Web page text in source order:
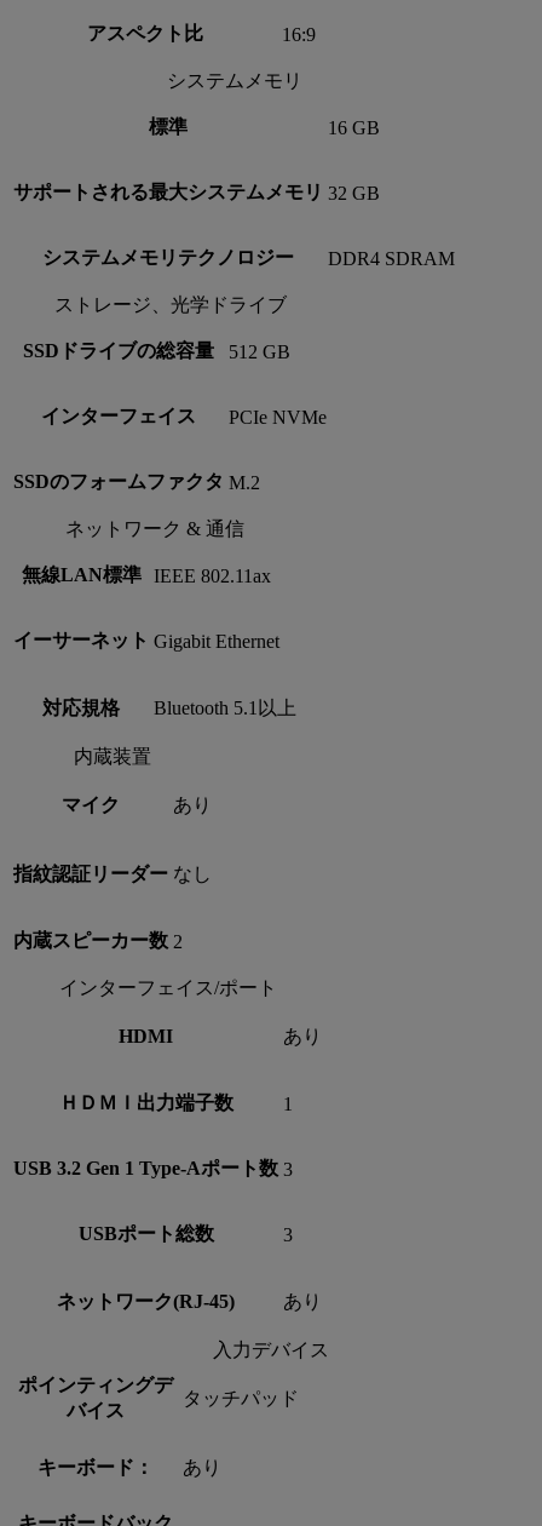
アスペクト比 16:9
システムメモリ
標準 16 GB
サポートされる最大システムメモリ 32 GB
システムメモリテクノロジー DDR4 SDRAM
ストレージ、光学ドライブ
SSDドライブの総容量 512 GB
インターフェイス PCIe NVMe
SSDのフォームファクタ M.2
ネットワーク & 通信
無線LAN標準 IEEE 802.11ax
イーサーネット Gigabit Ethernet
対応規格 Bluetooth 5.1以上
内蔵装置
マイク あり
指紋認証リーダー なし
内蔵スピーカー数 2
インターフェイス/ポート
HDMI あり
ＨＤＭＩ出力端子数 1
USB 3.2 Gen 1 Type-Aポート数 3
USBポート総数 3
ネットワーク(RJ-45) あり
入力デバイス
ポインティングデ
バイス
タッチパッド
キーボード： あり